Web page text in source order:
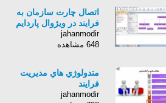
اتصال چارت سازمان به
فرايند در ويژوال پاردايم
jahanmodir
648 مشاهده
متدولوژي هاي مديريت
فرايند
jahanmodir